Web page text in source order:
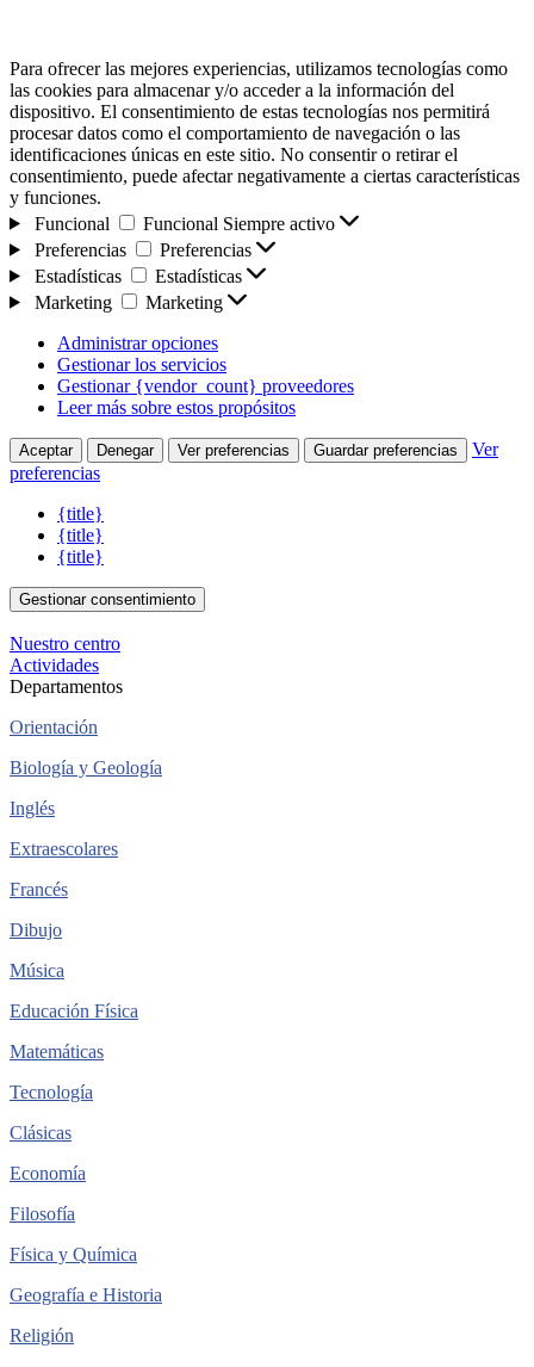
Para ofrecer las mejores experiencias, utilizamos tecnologías como
las cookies para almacenar y/o acceder a la información del
dispositivo. El consentimiento de estas tecnologías nos permitirá
procesar datos como el comportamiento de navegación o las
identificaciones únicas en este sitio. No consentir o retirar el
consentimiento, puede afectar negativamente a ciertas características
y funciones.
Funcional
Funcional Siempre activo
Preferencias
Preferencias
Estadísticas
Estadísticas
Marketing
Marketing
Administrar opciones
Gestionar los servicios
Gestionar {vendor_count} proveedores
Leer más sobre estos propósitos
Aceptar Denegar Ver preferencias Guardar preferencias
Ver
preferencias
{title}
{title}
{title}
Gestionar consentimiento
Nuestro centro
Actividades
Departamentos
Orientación
Biología y Geología
Inglés
Extraescolares
Francés
Dibujo
Música
Educación Física
Matemáticas
Tecnología
Clásicas
Economía
Filosofía
Física y Química
Geografía e Historia
Religión